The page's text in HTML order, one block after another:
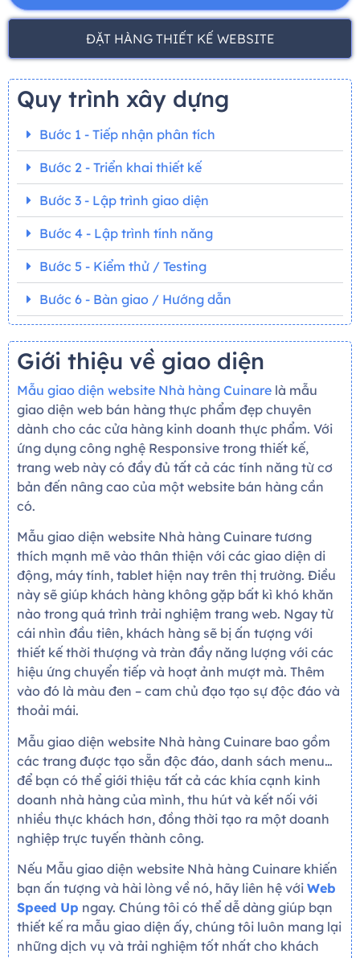
ĐẶT HÀNG THIẾT KẾ WEBSITE
Quy trình xây dựng
Bước 1 - Tiếp nhận phân tích
Bước 2 - Triển khai thiết kế
Bước 3 - Lập trình giao diện
Bước 4 - Lập trình tính năng
Bước 5 - Kiểm thử / Testing
Bước 6 - Bàn giao / Hướng dẫn
Giới thiệu về giao diện
Mẫu giao diện website Nhà hàng Cuinare là mẫu
giao diện web bán hàng thực phẩm đẹp chuyên
dành cho các cửa hàng kinh doanh thực phẩm. Với
ứng dụng công nghệ Responsive trong thiết kế,
trang web này có đầy đủ tất cả các tính năng từ cơ
bản đến nâng cao của một website bán hàng cần
có.
Mẫu giao diện website Nhà hàng Cuinare tương
thích mạnh mẽ vào thân thiện với các giao diện di
động, máy tính, tablet hiện nay trên thị trường. Điều
này sẽ giúp khách hàng không gặp bất kì khó khăn
nào trong quá trình trải nghiệm trang web. Ngay từ
cái nhìn đầu tiên, khách hàng sẽ bị ấn tượng với
thiết kế thời thượng và tràn đầy năng lượng với các
hiệu ứng chuyển tiếp và hoạt ảnh mượt mà. Thêm
vào đó là màu đen – cam chủ đạo tạo sự độc đáo và
thoải mái.
Mẫu giao diện website Nhà hàng Cuinare bao gồm
các trang được tạo sẵn độc đáo, danh sách menu…
để bạn có thể giới thiệu tất cả các khía cạnh kinh
doanh nhà hàng của mình, thu hút và kết nối với
nhiều thực khách hơn, đồng thời tạo ra một doanh
nghiệp trực tuyến thành công.
Nếu Mẫu giao diện website Nhà hàng Cuinare khiến
bạn ấn tượng và hài lòng về nó, hãy liên hệ với Web
Speed Up ngay. Chúng tôi có thể dễ dàng giúp bạn
thiết kế ra mẫu giao diện ấy, chúng tôi luôn mang lại
những dịch vụ và trải nghiệm tốt nhất cho khách